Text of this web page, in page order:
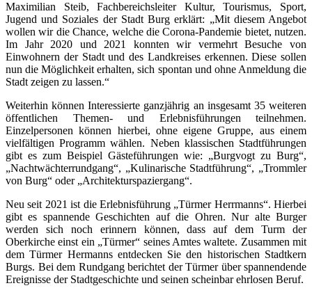
Maximilian Steib, Fachbereichsleiter Kultur, Tourismus, Sport,
Jugend und Soziales der Stadt Burg erklärt: „Mit diesem Angebot
wollen wir die Chance, welche die Corona-Pandemie bietet, nutzen.
Im Jahr 2020 und 2021 konnten wir vermehrt Besuche von
Einwohnern der Stadt und des Landkreises erkennen. Diese sollen
nun die Möglichkeit erhalten, sich spontan und ohne Anmeldung die
Stadt zeigen zu lassen.“
Weiterhin können Interessierte ganzjährig an insgesamt 35 weiteren
öffentlichen Themen- und Erlebnisführungen teilnehmen.
Einzelpersonen können hierbei, ohne eigene Gruppe, aus einem
vielfältigen Programm wählen. Neben klassischen Stadtführungen
gibt es zum Beispiel Gästeführungen wie: „Burgvogt zu Burg“,
„Nachtwächterrundgang“, „Kulinarische Stadtführung“, „Trommler
von Burg“ oder „Architekturspaziergang“.
Neu seit 2021 ist die Erlebnisführung „Türmer Herrmanns“. Hierbei
gibt es spannende Geschichten auf die Ohren. Nur alte Burger
werden sich noch erinnern können, dass auf dem Turm der
Oberkirche einst ein „Türmer“ seines Amtes waltete. Zusammen mit
dem Türmer Hermanns entdecken Sie den historischen Stadtkern
Burgs. Bei dem Rundgang berichtet der Türmer über spannendende
Ereignisse der Stadtgeschichte und seinen scheinbar ehrlosen Beruf.